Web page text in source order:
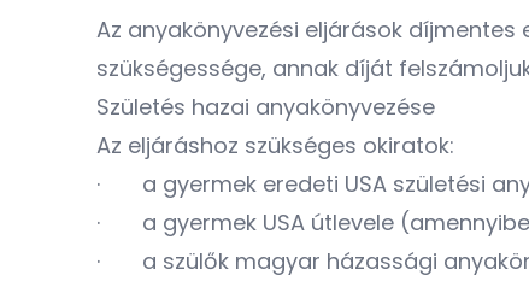
Az anyakönyvezési eljárások
szükségessége, annak díját
Születés hazai anyakönyvezése
Az eljáráshoz szükséges okiratok:
· a gyermek eredeti USA születési
· a gyermek USA útlevele
· a szülők magyar házassági